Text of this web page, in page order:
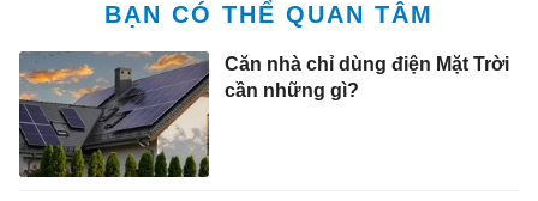
BẠN CÓ THỂ QUAN TÂM
Căn nhà chỉ dùng điện Mặt Trời
cần những gì?